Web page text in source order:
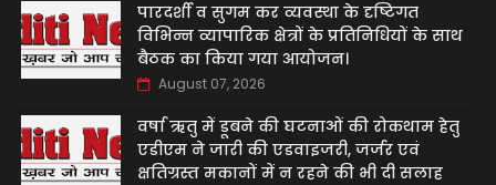
पारदर्शी व सुगम कर व्यवस्था के दृष्टिगत
विभिन्न व्यापारिक क्षेत्रों के प्रतिनिधियों के साथ
बैठक का किया गया आयोजन।
August 07, 2026
वर्षा ऋतु में डूबने की घटनाओं की रोकथाम हेतु
एडीएम ने जारी की एडवाइजरी, जर्जर एवं
क्षतिग्रस्त मकानों में न रहने की भी दी सलाह